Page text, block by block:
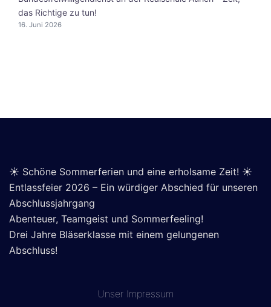
das Richtige zu tun!
16. Juni 2026
☀️ Schöne Sommerferien und eine erholsame Zeit! ☀️
Entlassfeier 2026 – Ein würdiger Abschied für unseren
Abschlussjahrgang
Abenteuer, Teamgeist und Sommerfeeling!
Drei Jahre Bläserklasse mit einem gelungenen
Abschluss!
Unser Impressum